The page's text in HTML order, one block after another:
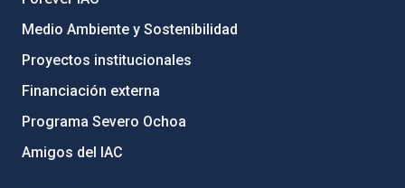
Medio Ambiente y Sostenibilidad
Proyectos institucionales
Financiación externa
Programa Severo Ochoa
Amigos del IAC